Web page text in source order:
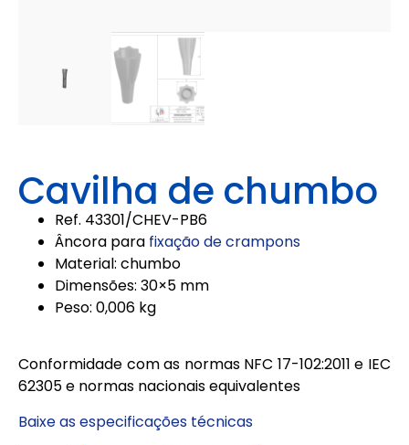
Cavilha de chumbo
Ref. 43301/CHEV-PB6
Âncora para fixação de crampons
Material: chumbo
Dimensões: 30×5 mm
Peso: 0,006 kg
Conformidade com as normas NFC 17-102:2011 e IEC
62305 e normas nacionais equivalentes
Baixe as especificações técnicas